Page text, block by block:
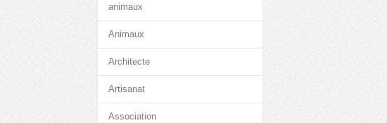
animaux
Animaux
Architecte
Artisanat
Association